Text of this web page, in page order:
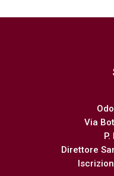
Via
Direttore